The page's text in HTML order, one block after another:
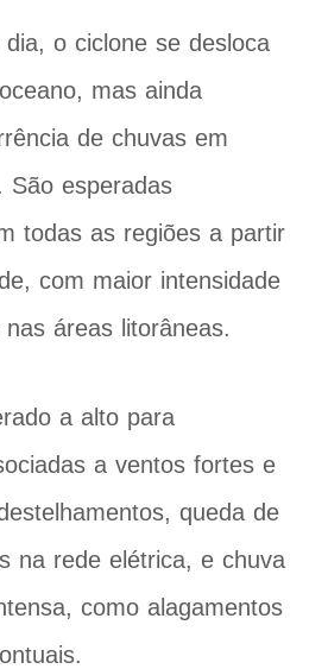
o ciclone se desloca
mas ainda
de chuvas em
São esperadas
todas as regiões a partir
com maior intensidade
áreas litorâneas.
a alto para
a ventos fortes e
queda de
na rede elétrica, e chuva
como alagamentos